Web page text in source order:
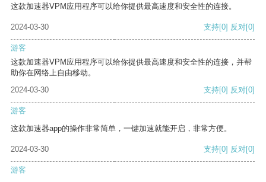
这款加速器VPM应用程序可以给你提供最高速度和安全性的连接。
2024-03-30 支持[0] 反对[0]
游客
这款加速器VPM应用程序可以给你提供最高速度和安全性的连接，并帮
助你在网络上自由移动。
2024-03-30
支持[0] 反对[0]
游客
这款加速器app的操作非常简单，一键加速就能开启，非常方便。
2024-03-30 支持[0] 反对[0]
游客